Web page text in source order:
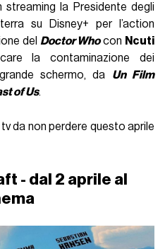
streaming la Presidente degli
su Disney+ per l’action
del Doctor Whocon Ncuti
la contaminazione dei
schermo, da Un Film
of Us.
da non perdere questo aprile
- dal 2 aprile al